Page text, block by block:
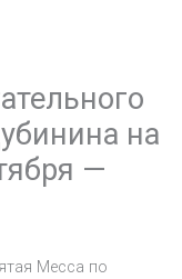
на
—
Месса по